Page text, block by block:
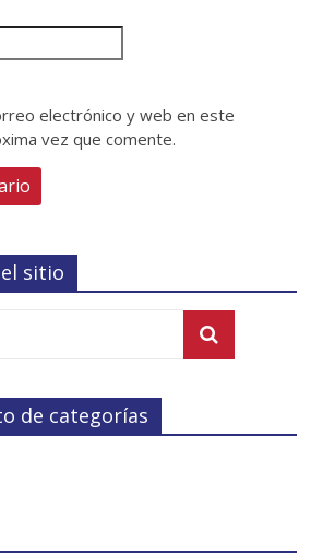
electrónico y web en este
vez que comente.
sitio
de categorías